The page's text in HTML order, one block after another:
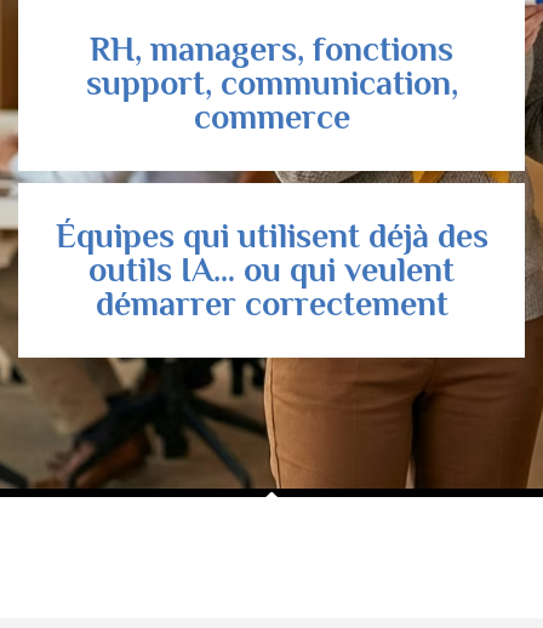
RH, managers, fonctions
support, communication,
commerce
Équipes qui utilisent déjà des
outils IA… ou qui veulent
démarrer correctement